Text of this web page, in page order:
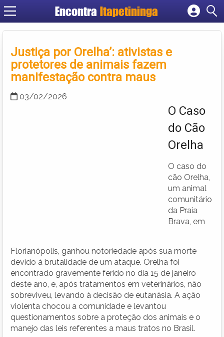
Encontra Itapetininga
Cadastrar empresa
Criar conta
Justiça por Orelha’: ativistas e
protetores de animais fazem
manifestação contra maus
03/02/2026
O Caso
do Cão
Orelha
O caso do
cão Orelha,
um animal
comunitário
da Praia
Brava, em
Florianópolis, ganhou notoriedade após sua morte
devido à brutalidade de um ataque. Orelha foi
encontrado gravemente ferido no dia 15 de janeiro
deste ano, e, após tratamentos em veterinários, não
sobreviveu, levando à decisão de eutanásia. A ação
violenta chocou a comunidade e levantou
questionamentos sobre a proteção dos animais e o
manejo das leis referentes a maus tratos no Brasil.